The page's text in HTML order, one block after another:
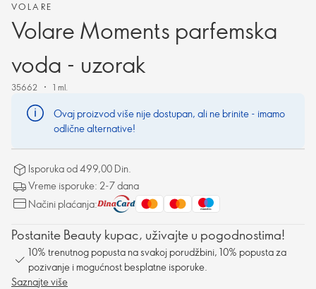
VOLARE
Volare Moments parfemska
voda - uzorak
35662 1 ml.
Ovaj proizvod više nije dostupan, ali ne brinite - imamo
odlične alternative!
Isporuka od 499,00 Din.
Vreme isporuke: 2-7 dana
Načini plaćanja:
Postanite Beauty kupac, uživajte u pogodnostima!
10% trenutnog popusta na svakoj porudžbini, 10% popusta za
pozivanje i mogućnost besplatne isporuke.
Saznajte više